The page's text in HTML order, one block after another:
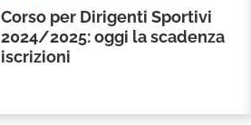
Corso per Dirigenti Sportivi
2024/2025: oggi la scadenza
iscrizioni